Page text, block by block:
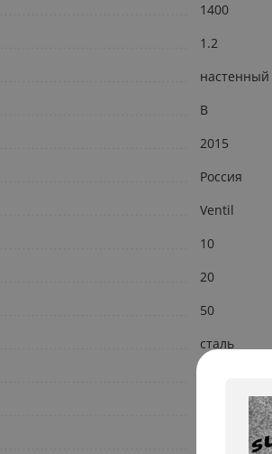
1400
1.2
настенный
В
2015
Россия
Ventil
10
20
50
сталь